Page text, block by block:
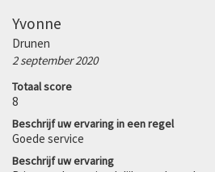
Yvonne
Drunen
2 september 2020
Totaal score
8
Beschrijf uw ervaring in een regel
Goede service
Beschrijf uw ervaring